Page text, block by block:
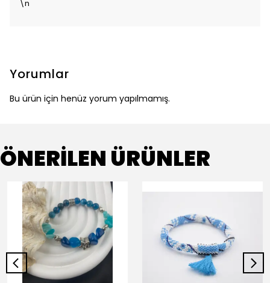
\n
Yorumlar
Bu ürün için henüz yorum yapılmamış.
ÖNERİLEN ÜRÜNLER